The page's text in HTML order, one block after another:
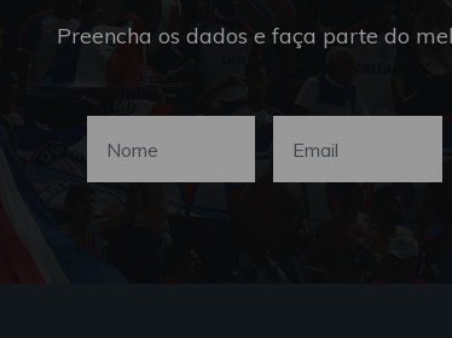
Preencha os dados e faça parte do